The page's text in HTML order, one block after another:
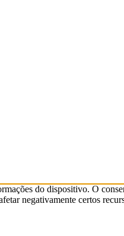
do dispositivo. O
negativamente certos